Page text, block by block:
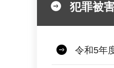
犯罪被
令和5年